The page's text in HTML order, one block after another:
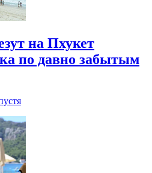
на Пхукет
по давно забытым